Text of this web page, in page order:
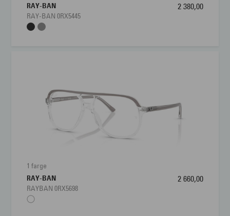
RAY-BAN
RAY-BAN 0RX5445
2 380,00
1 farge
RAY-BAN
RAYBAN 0RX5698
2 660,00